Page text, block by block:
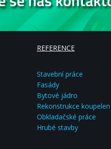
REFERENCE
Stavební práce
Fasády
Bytové jádro
Rekonstrukce koupelen
Obkladačské práce
Hrubé stavby